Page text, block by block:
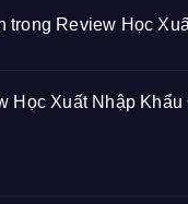
trong Review Học
Học Xuất Nhập